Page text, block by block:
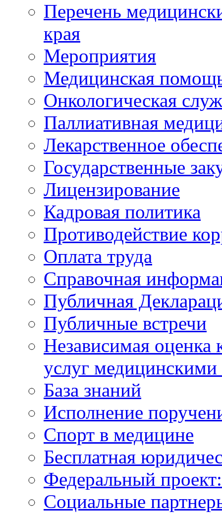
Перечень
края
Мероприятия
Медицинская
Онкологическая
Паллиативная
Лекарственное
Государственные
Лицензирование
Кадровая политика
Противодействие
Оплата труда
Справочная
Публичная
Публичные встречи
Независимая оценка
услуг
База знаний
Исполнение
Спорт в медицине
Бесплатная
Федеральный
Социальные